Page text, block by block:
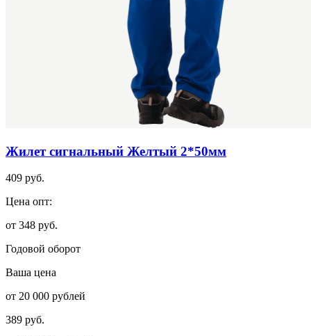
Жилет сигнальный Желтый 2*50мм
409 руб.
Цена опт:
от 348 руб.
Годовой оборот
Ваша цена
от 20 000 рублей
389 руб.